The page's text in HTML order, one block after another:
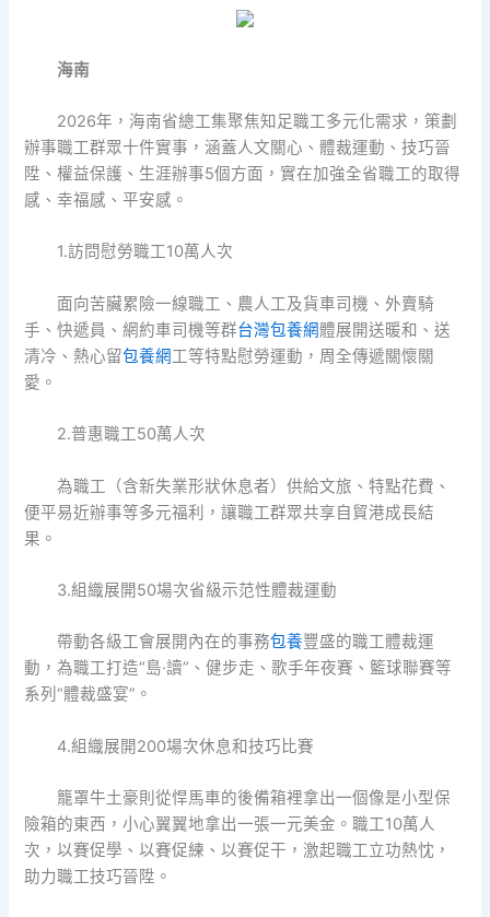
海南
2026年，海南省總工集聚焦知足職工多元化需求，策劃
辦事職工群眾十件實事，涵蓋人文關心、體裁運動、技巧晉
陞、權益保護、生涯辦事5個方面，實在加強全省職工的取得
感、幸福感、平安感。
1.訪問慰勞職工10萬人次
面向苦臟累險一線職工、農人工及貨車司機、外賣騎
手、快遞員、網約車司機等群台灣包養網體展開送暖和、送
清冷、熱心留包養網工等特點慰勞運動，周全傳遞關懷關
愛。
2.普惠職工50萬人次
為職工（含新失業形狀休息者）供給文旅、特點花費、
便平易近辦事等多元福利，讓職工群眾共享自貿港成長結
果。
3.組織展開50場次省級示范性體裁運動
帶動各級工會展開內在的事務包養豐盛的職工體裁運
動，為職工打造“島·讀”、健步走、歌手年夜賽、籃球聯賽等
系列“體裁盛宴”。
4.組織展開200場次休息和技巧比賽
籠罩牛土豪則從悍馬車的後備箱裡拿出一個像是小型保
險箱的東西，小心翼翼地拿出一張一元美金。職工10萬人
次，以賽促學、以賽促練、以賽促干，激起職工立功熱忱，
助力職工技巧晉陞。